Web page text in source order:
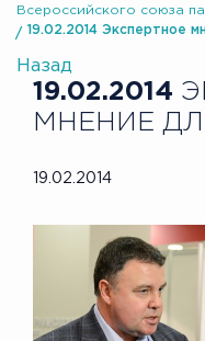
Всероссийского союза
19.02.2014 Экспертное
Назад
19.02.2014
МНЕНИЕ
19.02.2014